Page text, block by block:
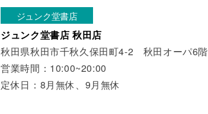
ジュンク堂書店
ジュンク堂書店 秋田店
秋田県秋田市千秋久保田町4-2 秋田オーパ6階
営業時間：10:00~20:00
定休日：8月無休、9月無休